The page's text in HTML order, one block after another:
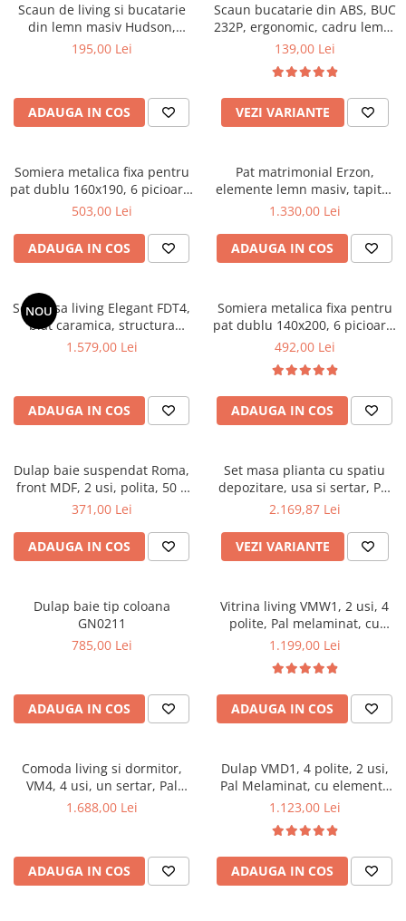
Saltele cu plasa de arcuri
Saltele cu spuma
Mobila bucatarie
Seturi mese si scaune bucatarie
Mobilier hol
Suporturi si rafturi pantofi
Portmantouri
Seturi mobilier hol
Stender haine
Etajere
Mobilier gradinita
Mese gradinita
Scaune gradinita
Mobilier copii
Mobila camera copii
Saltele patuturi copii
Paturi copii
Masa si scaune gradinita
Seturi comode living si dormitor
Scaun de living si bucatarie
din lemn masiv Hudson,
tapiterie stofa,100 kg,
195,00 Lei
ADAUGA IN COS
Scaun bucatarie din ABS, BUC
232P, ergonomic, cadru lemn,
100 kg
139,00 Lei
VEZI VARIANTE
Somiera metalica fixa pentru
pat dublu 160x190, 6 picioare,
30 lamele lemn fag, benzi
negru
503,00 Lei
ADAUGA IN COS
Pat matrimonial Erzon,
elemente lemn masiv, tapitat
cu stofa, cu somiera,140x200
1.330,00 Lei
ADAUGA IN COS
NOU
Set masa living Elegant FDT4,
blat caramica, structura
metalica, 140x80x75 cm,
bej
1.579,00 Lei
ADAUGA IN COS
Somiera metalica fixa pentru
pat dublu 140x200, 6 picioare,
32 lamele lemn fag, benzi
negru
492,00 Lei
ADAUGA IN COS
Dulap baie suspendat Roma,
front MDF, 2 usi, polita, 50 x
68 cm, alb
371,00 Lei
ADAUGA IN COS
Set masa plianta cu spatiu
depozitare, usa si sertar, Pal
Melaminat, 160x96x80 cm si 6
cu piele ecologica, nuc
2.169,87 Lei
VEZI VARIANTE
Dulap baie tip coloana
GN0211
785,00 Lei
ADAUGA IN COS
Vitrina living VMW1, 2 usi, 4
polite, Pal melaminat, cu
insertii MDF, Nuc
1.199,00 Lei
ADAUGA IN COS
Comoda living si dormitor,
VM4, 4 usi, un sertar, Pal
melaminat, cu insertii MDF,
1.688,00 Lei
ADAUGA IN COS
Dulap VMD1, 4 polite, 2 usi,
Pal Melaminat, cu elemente
din MDF, Nuc
1.123,00 Lei
ADAUGA IN COS